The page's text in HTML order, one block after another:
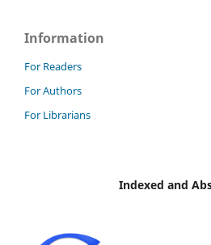
Information
For Readers
For Authors
For Librarians
Indexed and